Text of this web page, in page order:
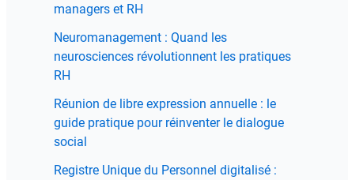
managers et RH
Neuromanagement : Quand les
neurosciences révolutionnent les pratiques
RH
Réunion de libre expression annuelle : le
guide pratique pour réinventer le dialogue
social
Registre Unique du Personnel digitalisé :